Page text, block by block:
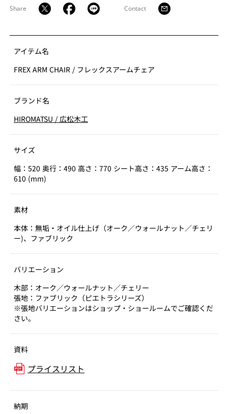
Share Contact
アイテム名
FREX ARM CHAIR / フレックスアームチェア
ブランド名
HIROMATSU / 広松木工
サイズ
幅：520 奥行：490 高さ：770 シート高さ：435 アーム高さ：
610 (mm)
素材
本体：無垢・オイル仕上げ（オーク／ウォールナット／チェリ
ー)、ファブリック
バリエーション
木部：オーク／ウォールナット／チェリー
張地：ファブリック（ピエトラシリーズ）
※張地バリエーションはショップ・ショールームでご確認くだ
さい。
資料
プライスリスト
納期